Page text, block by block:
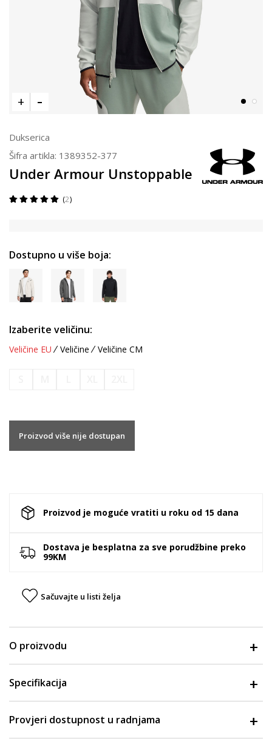
Dukserica
Šifra artikla: 1389352-377
Under Armour Unstoppable
2
Dostupno u više boja:
Izaberite veličinu:
Veličine EU Veličine Veličine CM
Proizvod više nije dostupan
Proizvod je moguće vratiti u roku od 15 dana
Dostava je besplatna za sve porudžbine preko
99KM
Sačuvajte u listi želja
O proizvodu
Specifikacija
Provjeri dostupnost u radnjama